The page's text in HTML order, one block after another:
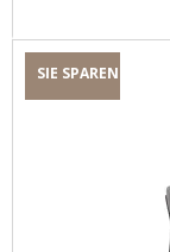
SIE SPAREN